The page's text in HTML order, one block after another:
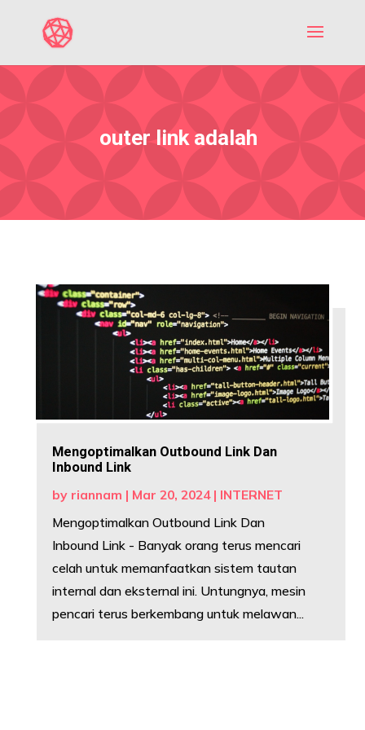
outer link adalah
Mengoptimalkan Outbound Link Dan
Inbound Link
by riannam | Mar 20, 2024| INTERNET
Mengoptimalkan Outbound Link Dan
Inbound Link - Banyak orang terus mencari
celah untuk memanfaatkan sistem tautan
internal dan eksternal ini. Untungnya, mesin
pencari terus berkembang untuk melawan...